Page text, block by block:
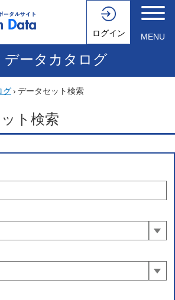
ログイン MENU
データカタログ
グ› データセット検索
ト検索